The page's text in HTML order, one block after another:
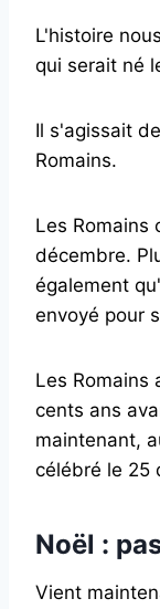
L'histoire
qui serait né
Il s'agissait
Romains.
Les Romains
décembre.
également
envoyé pour
Les Romains
cents ans
maintenant,
célébré le 25
Noël :
Vient